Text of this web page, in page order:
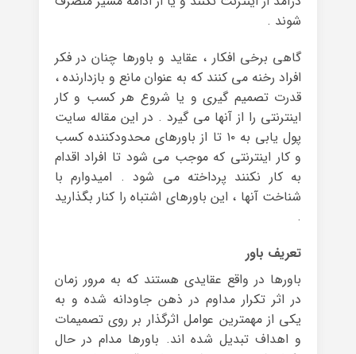
شوند .
گاهی برخی افکار ، عقاید و باورها چنان در فکر
افراد رخنه می کنند که به عنوان مانع و بازدارنده ،
قدرت تصمیم گیری و یا شروع هر کسب و کار
اینترنتی را از آنها می گیرد . در این مقاله سایت
پول یابی به ۱۰ تا از باورهای محدودکننده کسب
و کار اینترنتی که موجب می شود تا افراد اقدام
به کار نکنند پرداخته می شود . امیدوارم با
شناخت آنها ، این باورهای اشتباه را کنار بگذارید
.
تعریف باور
باورها در واقع عقایدی هستند که به مرور زمان
در اثر تکرار مداوم در ذهن جاودانه شده‌ و به
یکی از مهمترین عوامل اثرگذار بر روی تصمیمات
و اهداف تبدیل شده اند. باورها مدام در حال